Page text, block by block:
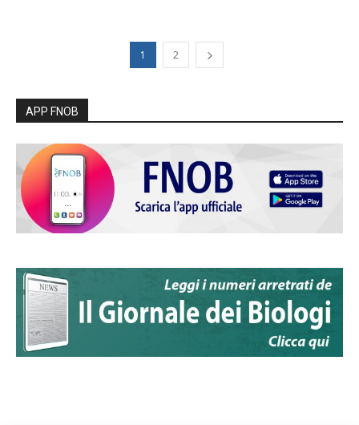
1 2
APP FNOB